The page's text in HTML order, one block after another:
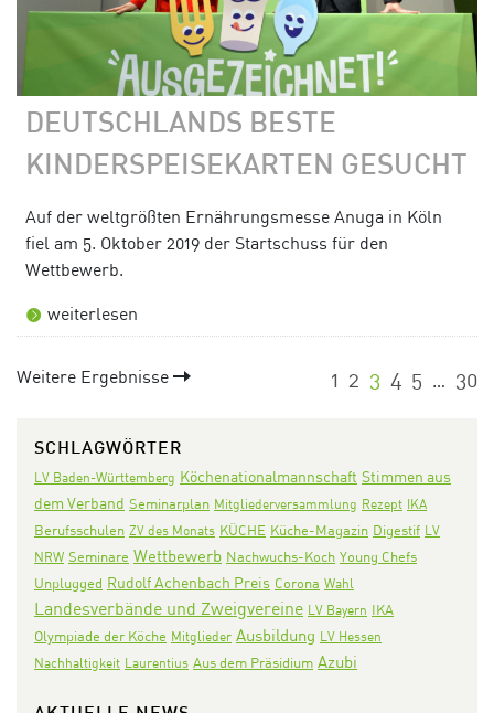
DEUTSCHLANDS BESTE
KINDERSPEISEKARTEN GESUCHT
Auf der weltgrößten Ernährungsmesse Anuga in Köln
fiel am 5. Oktober 2019 der Startschuss für den
Wettbewerb.
weiterlesen
Weitere Ergebnisse 1 2 3 4 5 … 30
SCHLAGWÖRTER
LV Baden-Württemberg Köchenationalmannschaft Stimmen aus
dem Verband Seminarplan Mitgliederversammlung Rezept IKA
Berufsschulen ZV des Monats KÜCHE Küche-Magazin Digestif LV
NRW Seminare Wettbewerb Nachwuchs-Koch Young Chefs
Unplugged Rudolf Achenbach Preis Corona Wahl
Landesverbände und Zweigvereine LV Bayern IKA
Olympiade der Köche Mitglieder Ausbildung LV Hessen
Nachhaltigkeit Laurentius Aus dem Präsidium Azubi